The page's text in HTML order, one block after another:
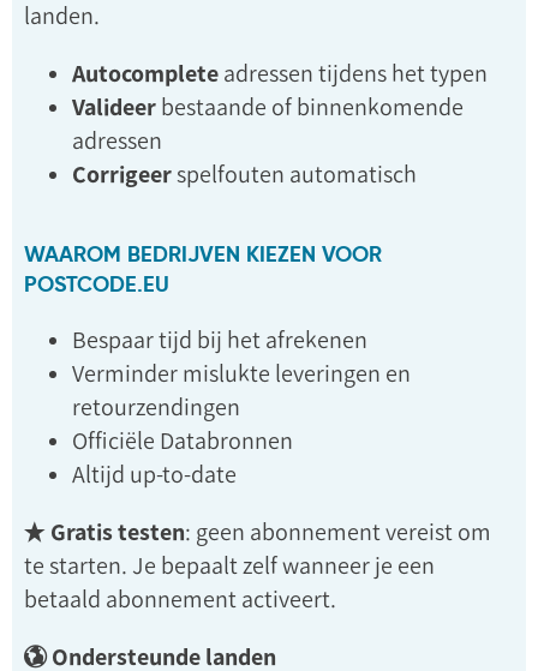
landen.
Autocomplete adressen tijdens het typen
Valideer bestaande of binnenkomende
adressen
Corrigeerspelfouten automatisch
WAAROM BEDRIJVEN KIEZEN VOOR
POSTCODE.EU
Bespaar tijd bij het afrekenen
Verminder mislukte leveringen en
retourzendingen
Officiële Databronnen
Altijd up-to-date
Gratis testen: geen abonnement vereist om
te starten. Je bepaalt zelf wanneer je een
betaald abonnement activeert.
Ondersteunde landen